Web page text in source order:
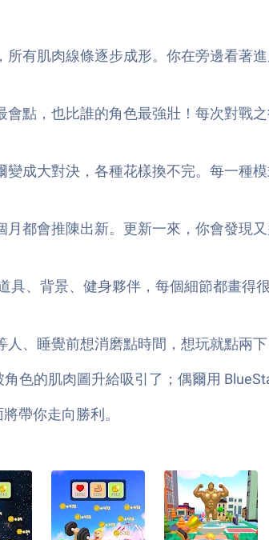
有肌肉線條逐步成形。你在旁邊看著
點，也比誰的角色最強壯！每次對戰
成大對決，各種花樣換不完。每一種
都會推陳出新。更新一來，你會發現
、背景、健身夥伴，每個細節都畫得
、睡覺前想消磨點時間，想玩就點兩下
色的肌肉圖升給吸引了；偶爾用
帶你走向勝利。